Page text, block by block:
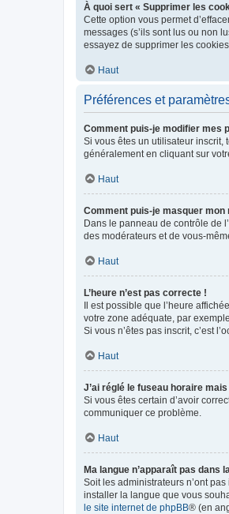
À quoi sert « Supprimer les
Cette option vous permet
messages (s’ils sont lus ou non
essayez de supprimer les cookies.
Haut
Préférences et
Comment puis-je modifier mes
Si vous êtes un utilisateur inscrit,
généralement en cliquant sur
Haut
Comment puis-je masquer mon
Dans le panneau de contrôle de
des modérateurs et de vous-
Haut
L’heure n’est pas correcte !
Il est possible que l’heure
votre zone adéquate, par
Si vous n’êtes pas inscrit, c’est
Haut
J’ai réglé le fuseau horaire
Si vous êtes certain d’avoir
communiquer ce problème.
Haut
Ma langue n’apparaît pas dans
Soit les administrateurs n’ont
installer la langue que vous
le site internet de phpBB® (en